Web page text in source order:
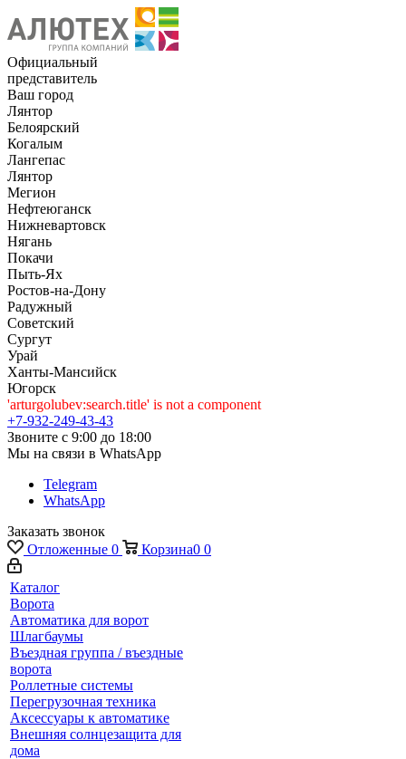
Официальный
представитель
Ваш город
Лянтор
Белоярский
Когалым
Лангепас
Лянтор
Мегион
Нефтеюганск
Нижневартовск
Нягань
Покачи
Пыть-Ях
Рoстов-на-Дону
Радужный
Советский
Сургут
Урай
Ханты-Мансийск
Югорск
'arturgolubev:search.title' is not a component
+7-932-249-43-43
Звоните с 9:00 до 18:00
Мы на связи в WhatsApp
Telegram
WhatsApp
Заказать звонок
Отложенные 0 Корзина0 0
Каталог
Ворота
Автоматика для ворот
Шлагбаумы
Въездная группа / въездные
ворота
Роллетные системы
Перегрузочная техника
Аксессуары к автоматике
Внешняя солнцезащита для
дома